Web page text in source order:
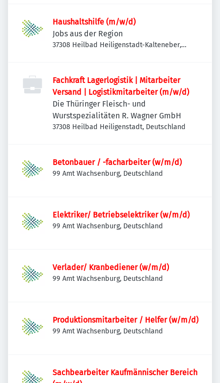
Haushaltshilfe (m/w/d)
Jobs aus der Region
37308 Heilbad Heiligenstadt-Kalteneber,
Fachkraft Lagerlogistik | Mitarbeiter
Versand | Logistikmitarbeiter (m/w/d)
Die Thüringer Fleisch- und
Wurstspezialitäten R. Wagner GmbH
37308 Heilbad Heiligenstadt, Deutschland
Betonbauer / -facharbeiter (w/m/d)
99 Amt Wachsenburg, Deutschland
Elektriker/ Betriebselektriker (w/m/d)
99 Amt Wachsenburg, Deutschland
Verlader/ Kranbediener (w/m/d)
99 Amt Wachsenburg, Deutschland
Produktionsmitarbeiter / Helfer (w/m/d)
99 Amt Wachsenburg, Deutschland
Sachbearbeiter Kaufmännischer Bereich